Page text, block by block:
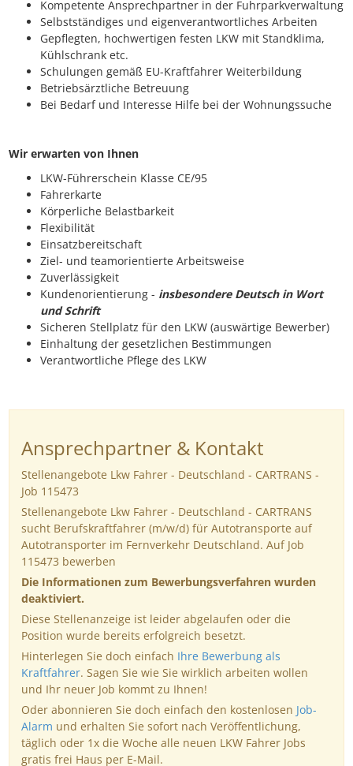
Kompetente Ansprechpartner in der Fuhrparkverwaltung
Selbstständiges und eigenverantwortliches Arbeiten
Gepflegten, hochwertigen festen LKW mit Standklima,
Kühlschrank etc.
Schulungen gemäß EU-Kraftfahrer Weiterbildung
Betriebsärztliche Betreuung
Bei Bedarf und Interesse Hilfe bei der Wohnungssuche
Wir erwarten von Ihnen
LKW-Führerschein Klasse CE/95
Fahrerkarte
Körperliche Belastbarkeit
Flexibilität
Einsatzbereitschaft
Ziel- und teamorientierte Arbeitsweise
Zuverlässigkeit
Kundenorientierung - insbesondere Deutsch in Wort
und Schrift
Sicheren Stellplatz für den LKW (auswärtige Bewerber)
Einhaltung der gesetzlichen Bestimmungen
Verantwortliche Pflege des LKW
Ansprechpartner & Kontakt
Stellenangebote Lkw Fahrer - Deutschland - CARTRANS -
Job 115473
Stellenangebote Lkw Fahrer - Deutschland - CARTRANS
sucht Berufskraftfahrer (m/w/d) für Autotransporte auf
Autotransporter im Fernverkehr Deutschland. Auf Job
115473 bewerben
Die Informationen zum Bewerbungsverfahren wurden
deaktiviert.
Diese Stellenanzeige ist leider abgelaufen oder die
Position wurde bereits erfolgreich besetzt.
Hinterlegen Sie doch einfach Ihre Bewerbung als
Kraftfahrer. Sagen Sie wie Sie wirklich arbeiten wollen
und Ihr neuer Job kommt zu Ihnen!
Oder abonnieren Sie doch einfach den kostenlosen Job-
Alarm und erhalten Sie sofort nach Veröffentlichung,
täglich oder 1x die Woche alle neuen LKW Fahrer Jobs
gratis frei Haus per E-Mail.